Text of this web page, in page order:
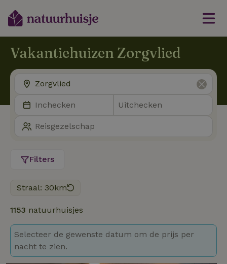
Vakantiehuizen Zorgvlied
Filters
Straal: 30km
1153 natuurhuisjes
Selecteer de gewenste datum om de prijs per
nacht te zien.